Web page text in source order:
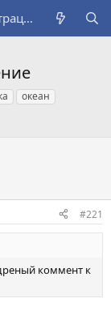
Регистрация
океан
#221
коммент к